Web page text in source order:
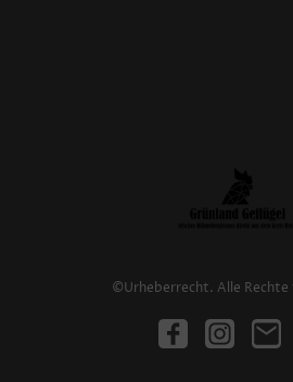
©Urheberrecht. Alle